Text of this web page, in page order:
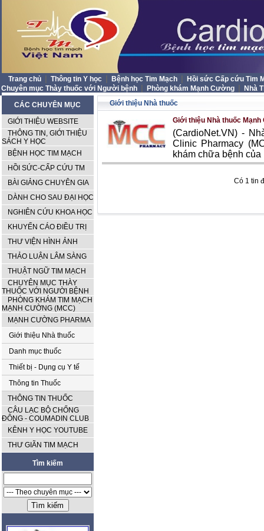
Trang chủ Thông tin Y học Bệnh học Tim Mạch
Hồi sức Cấp cứu Tim
Chuyên mục Thày thuốc với Người bệnh
Phòng khám Mạnh Cường
Nhà
CÁC CHUYÊN MỤC
GIỚI THIỆU WEBSITE
THÔNG TIN, GIỚI THIỆU
SÁCH Y HỌC
BỆNH HỌC TIM MẠCH
HỒI SỨC-CẤP CỨU TM
BÀI GIẢNG CHUYÊN GIA
DÀNH CHO SAU ĐẠI HỌC
NGHIÊN CỨU KHOA HỌC
KHUYẾN CÁO ĐIỀU TRỊ
THƯ VIỆN HÌNH ẢNH
THẢO LUẬN LÂM SÀNG
THUẬT NGỮ TIM MẠCH
CHUYÊN MỤC THÀY
THUỐC VỚI NGƯỜI BỆNH
PHÒNG KHÁM TIM MẠCH
MẠNH CƯỜNG (MCC)
MẠNH CƯỜNG PHARMA
Giới thiệu Nhà thuốc
Danh mục thuốc
Thiết bị - Dụng cụ Y tế
Thông tin Thuốc
THÔNG TIN THUỐC
CÂU LẠC BỘ CHỐNG
ĐÔNG - COUMADIN CLUB
KÊNH Y HỌC YOUTUBE
THƯ GIÃN TIM MẠCH
Tìm kiếm
Giới thiệu Nhà thuốc
Giới thiệu Nhà thuốc
(CardioNet.VN) -
Clinic Pharmacy
khám chữa bệnh
Có 1 tin